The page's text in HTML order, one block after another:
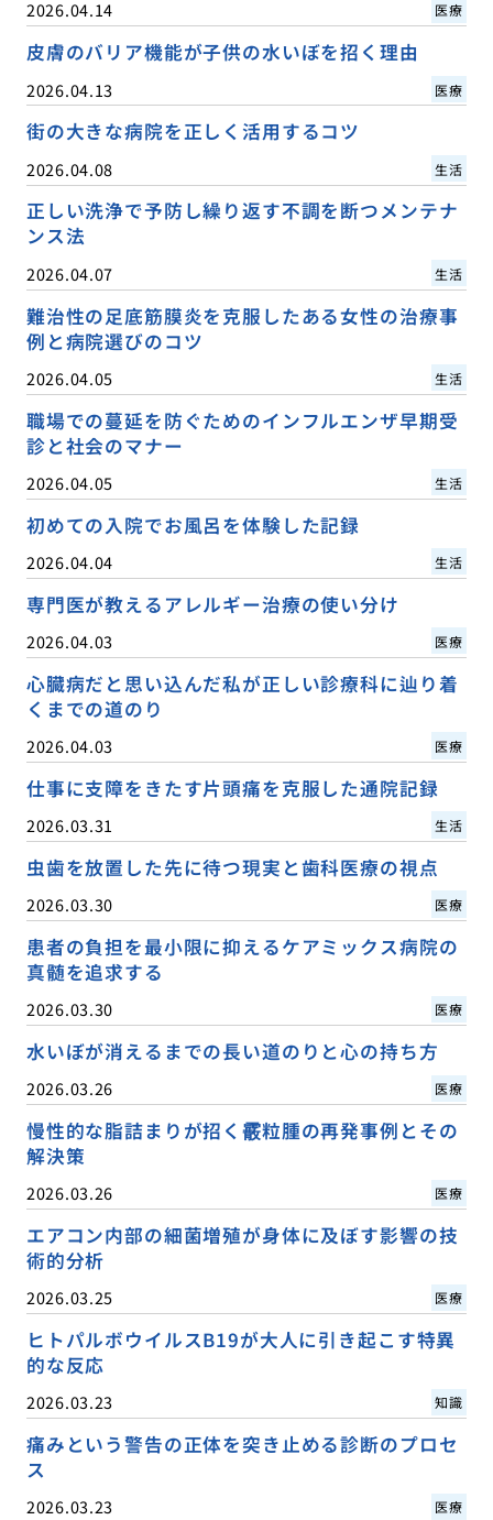
2026.04.14 医療
皮膚のバリア機能が子供の水いぼを招く理由
2026.04.13 医療
街の大きな病院を正しく活用するコツ
2026.04.08 生活
正しい洗浄で予防し繰り返す不調を断つメンテナ
ンス法
2026.04.07 生活
難治性の足底筋膜炎を克服したある女性の治療事
例と病院選びのコツ
2026.04.05 生活
職場での蔓延を防ぐためのインフルエンザ早期受
診と社会のマナー
2026.04.05 生活
初めての入院でお風呂を体験した記録
2026.04.04 生活
専門医が教えるアレルギー治療の使い分け
2026.04.03 医療
心臓病だと思い込んだ私が正しい診療科に辿り着
くまでの道のり
2026.04.03 医療
仕事に支障をきたす片頭痛を克服した通院記録
2026.03.31 生活
虫歯を放置した先に待つ現実と歯科医療の視点
2026.03.30 医療
患者の負担を最小限に抑えるケアミックス病院の
真髄を追求する
2026.03.30 医療
水いぼが消えるまでの長い道のりと心の持ち方
2026.03.26 医療
慢性的な脂詰まりが招く霰粒腫の再発事例とその
解決策
2026.03.26 医療
エアコン内部の細菌増殖が身体に及ぼす影響の技
術的分析
2026.03.25 医療
ヒトパルボウイルスB19が大人に引き起こす特異
的な反応
2026.03.23 知識
痛みという警告の正体を突き止める診断のプロセ
ス
2026.03.23 医療